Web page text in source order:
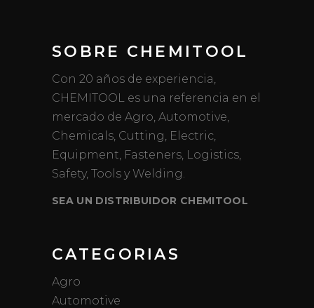
SOBRE CHEMITOOL
Con 20 años de experiencia,
CHEMITOOL es una referencia en el
mercado de Agro, Automotive,
Chemicals, Cutting, Electric,
Equipment, Fasteners, Logistics,
Safety, Tools y Welding.
SEA UN DISTRIBUIDOR CHEMITOOL
CATEGORIAS
Agro
Automotive